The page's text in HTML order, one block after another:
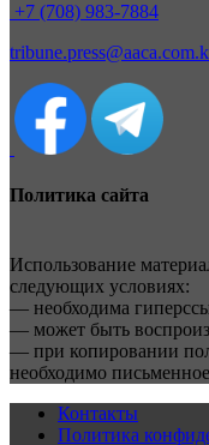
+7 (708) 983-7884
Политика сайта
Использование
следующих условиях:
— необходима
— может быть
— при копировании
необходимо
Контакты
Политика